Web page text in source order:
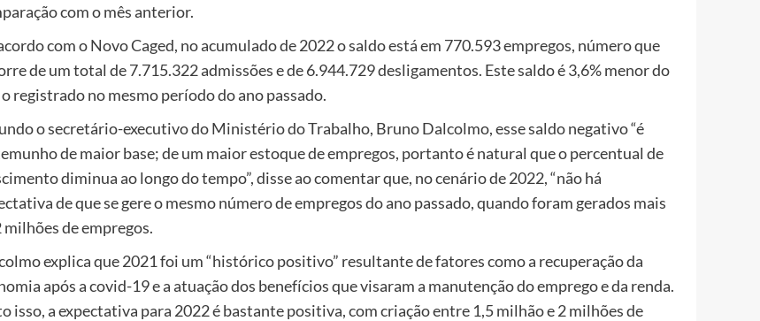
com o mês anterior.
com o Novo Caged, no acumulado de 2022 o saldo está em 770.593 empregos, número que
de um total de 7.715.322 admissões e de 6.944.729 desligamentos. Este saldo é 3,6% menor do
registrado no mesmo período do ano passado.
o secretário-executivo do Ministério do Trabalho, Bruno Dalcolmo, esse saldo negativo “é
de maior base; de um maior estoque de empregos, portanto é natural que o percentual de
diminua ao longo do tempo”, disse ao comentar que, no cenário de 2022, “não há
de que se gere o mesmo número de empregos do ano passado, quando foram gerados mais
milhões de empregos.
explica que 2021 foi um “histórico positivo” resultante de fatores como a recuperação da
após a covid-19 e a atuação dos benefícios que visaram a manutenção do emprego e da renda.
isso, a expectativa para 2022 é bastante positiva, com criação entre 1,5 milhão e 2 milhões de